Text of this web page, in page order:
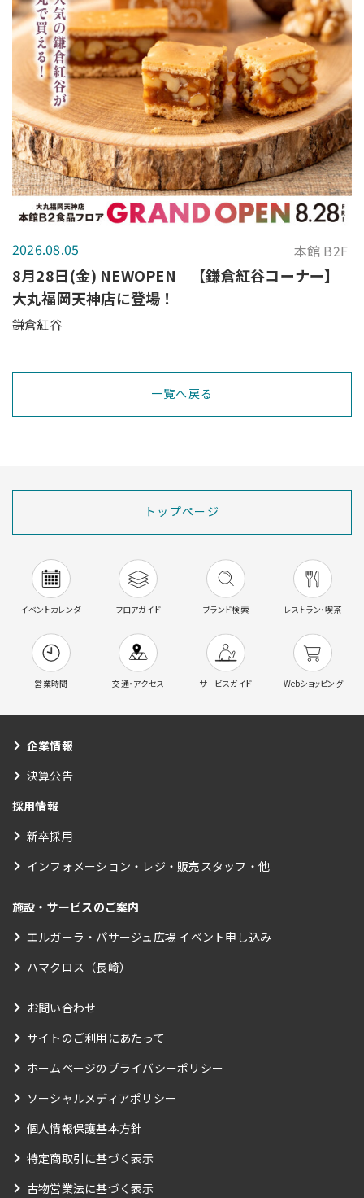
2026.08.05 本館 B2F
8月28日(金) NEWOPEN｜【鎌倉紅谷コーナー】
大丸福岡天神店に登場！
鎌倉紅谷
一覧へ戻る
トップページ
イベントカレンダー フロアガイド ブランド検索 レストラン・喫茶
営業時間 交通・アクセス サービスガイド Webショッピング
企業情報
決算公告
採用情報
新卒採用
インフォメーション・レジ・販売スタッフ・他
施設・サービスのご案内
エルガーラ・パサージュ広場 イベント申し込み
ハマクロス（長崎）
お問い合わせ
サイトのご利用にあたって
ホームページのプライバシーポリシー
ソーシャルメディアポリシー
個人情報保護基本方針
特定商取引に基づく表示
古物営業法に基づく表示